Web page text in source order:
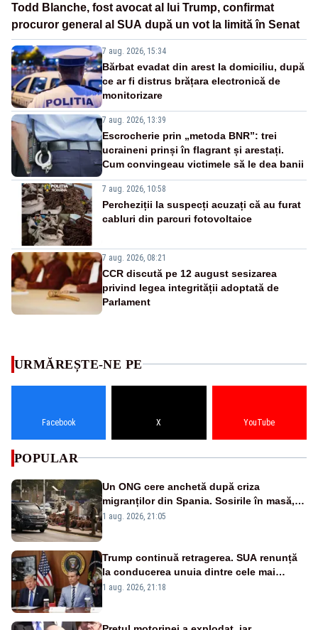
Todd Blanche, fost avocat al lui Trump, confirmat
procuror general al SUA după un vot la limită în Senat
7 aug. 2026, 15:34
Bărbat evadat din arest la domiciliu, după
ce ar fi distrus brățara electronică de
monitorizare
7 aug. 2026, 13:39
Escrocherie prin „metoda BNR”: trei
ucraineni prinși în flagrant și arestați.
Cum convingeau victimele să le dea banii
7 aug. 2026, 10:58
Percheziții la suspecți acuzați că au furat
cabluri din parcuri fotovoltaice
7 aug. 2026, 08:21
CCR discută pe 12 august sesizarea
privind legea integrității adoptată de
Parlament
URMĂREȘTE-NE PE
Facebook X YouTube
POPULAR
Un ONG cere anchetă după criza
migranților din Spania. Sosirile în masă,
imposibile fără ”acordul autorităților”
1 aug. 2026, 21:05
Trump continuă retragerea. SUA renunță
la conducerea unuia dintre cele mai
importante programe militare pentru
1 aug. 2026, 21:18